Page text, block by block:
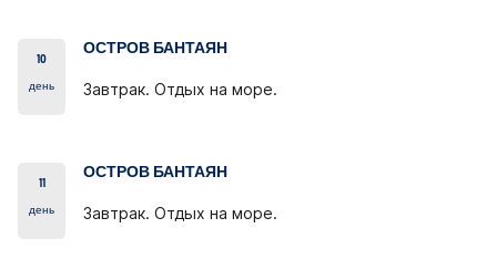
10
день
ОСТРОВ БАНТАЯН
Завтрак. Отдых на море.
11
день
ОСТРОВ БАНТАЯН
Завтрак. Отдых на море.